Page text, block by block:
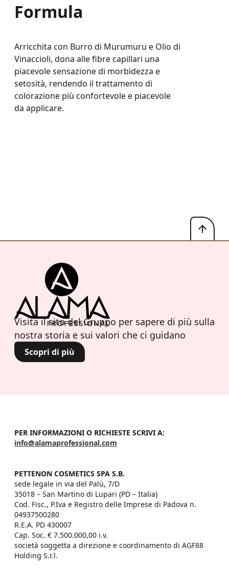
Formula
Arricchita con Burro di Murumuru e Olio di
Vinaccioli, dona alle fibre capillari una
piacevole sensazione di morbidezza e
setosità, rendendo il trattamento di
colorazione più confortevole e piacevole
da applicare.
Visita il sito del Gruppo per sapere di più sulla
nostra storia e sui valori che ci guidano
Scopri di più
PER INFORMAZIONI O RICHIESTE SCRIVI A:
info@alamaprofessional.com
PETTENON COSMETICS SPA S.B.
sede legale in via del Palù, 7/D
35018 – San Martino di Lupari (PD – Italia)
Cod. Fisc., P.Iva e Registro delle Imprese di Padova n.
04937500280
R.E.A. PD 430007
Cap. Soc. € 7.500.000,00 i.v.
società soggetta a direzione e coordinamento di AGF88
Holding S.r.l.